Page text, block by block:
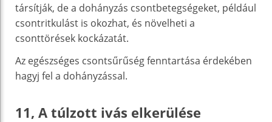
társítják, de a dohányzás csontbetegségeket, például
csontritkulást is okozhat, és növelheti a
csonttörések kockázatát.
Az egészséges csontsűrűség fenntartása érdekében
hagyj fel a dohányzással.
11, A túlzott ivás elkerülése